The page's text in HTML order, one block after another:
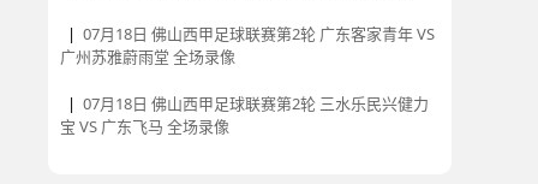
| 07月18日 佛山西甲足球联赛第2轮 广东客家青年 VS
广州苏雅蔚雨堂 全场录像
| 07月18日 佛山西甲足球联赛第2轮 三水乐民兴健力
宝 VS 广东飞马 全场录像